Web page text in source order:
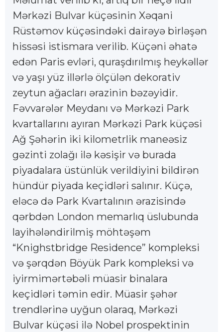
Mərkəzi Bulvar küçəsinin Xəqani
Rüstəmov küçəsindəki dairəyə birləşən
hissəsi istismara verilib. Küçəni əhatə
edən Paris evləri, quraşdırılmış heykəllər
və yaşı yüz illərlə ölçülən dekorativ
zeytun ağacları ərazinin bəzəyidir.
Fəvvarələr Meydanı və Mərkəzi Park
kvartallarını ayıran Mərkəzi Park küçəsi
Ağ Şəhərin iki kilometrlik maneəsiz
gəzinti zolağı ilə kəsişir və burada
piyadalara üstünlük verildiyini bildirən
hündür piyada keçidləri salınır. Küçə,
eləcə də Park Kvartalının ərazisində
qərbdən London memarlıq üslubunda
layihələndirilmiş möhtəşəm
“Knighstbridge Residence” kompleksi
və şərqdən Böyük Park kompleksi və
iyirmimərtəbəli müasir binalara
keçidləri təmin edir. Müasir şəhər
trendlərinə uyğun olaraq, Mərkəzi
Bulvar küçəsi ilə Nobel prospektinin